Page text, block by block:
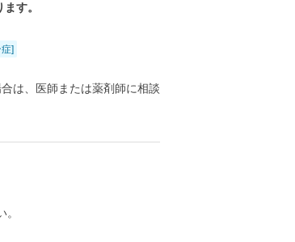
す。
]
は、医師または薬剤師に相談